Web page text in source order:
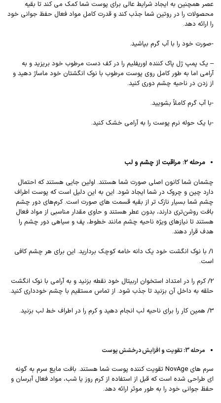
عصر همچنین به ایجاد شرایط عالی برای پوست شما کمک می کند تا بقیه
محصولات را در روتین شما جذب کند و قدرت کامل مواد فعال حفظ جوانی خود
را ارائه دهد.
-صورت خود را با آب گرم بپاشید.
– یک پمپ ژل پاک کننده اوریفلیم را در کف دست مرطوب خود بریزید و به
آرامی اما به طور کامل روی پوست مرطوب با نوک انگشتان خود ماساژ دهید و
از زدن در ناحیه چشم دوری کنید.
-با آب گرم کاملاً بشویید.
-با یک حوله نرم پوست را به آرامی خشک کنید.
مرحله 2: مراقبت از چشم و لب
چشمان شما کانون اصلی صورت شما هستند. اولین جایی هستند که احتمال
دارد چین و چروک در شما ایجاد شود. این به این دلیل است که پوست اطراف
چشم شما بسیار نازک تر از بقیه قسمت های صورت است. کرم‌های دور چشم
بافت روشن‌تری دارند، بدون عطر هستند و حاوی مقدار مناسبی از مواد فعال
هستند تا نیازهای ویژه ناحیه چشم مانند خطوط، پف و سیاهی دور چشم را
هدف قرار دهند.
1/ با نوک انگشت خود یک دانه خامه کوچک بردارید. این برای هر چشم کافی
است.
2/ کرم را در امتداد استخوان اربیتال خود نقطه بزنید و به آرامی با نوک انگشت
حلقه به داخل آن بزنید تا جذب شود. از تماس مستقیم با چشم خودداری کنید.
3/ همین کار را برای ناحیه لب انجام دهید و کرم را در اطراف خط لب بزنید.
مرحله 3: تقویت و افزایش درخشش پوست
سرم های NovAge تقویت کننده پوست شما هستند. بافت مایع سرم به گونه
ای طراحی شده است که قبل از استفاده از کرم روز یا شب، مواد فعال آبرسان و
حفظ جوانی خود را به طور موثر ارائه دهد.